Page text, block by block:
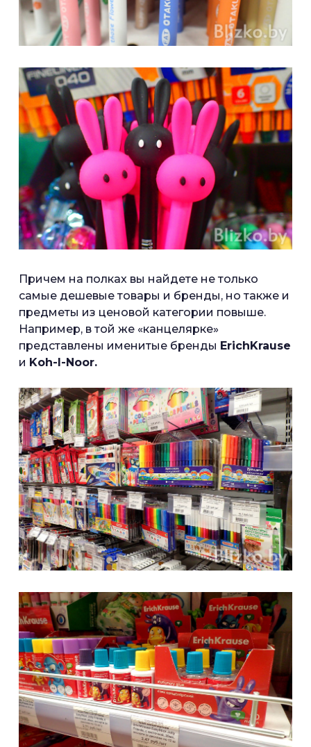
Причем на полках вы найдете не только
самые дешевые товары и бренды, но также и
предметы из ценовой категории повыше.
Например, в той же «канцелярке»
представлены именитые бренды ErichKrause
и Koh-I-Noor.